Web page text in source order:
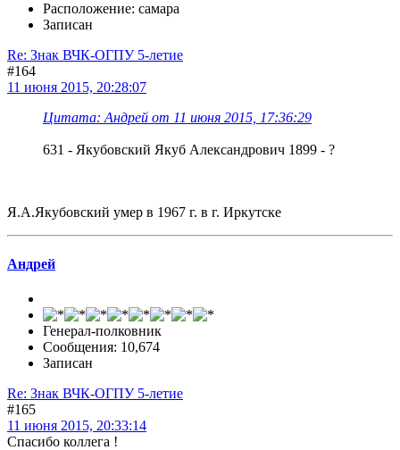
Расположение: самара
Записан
Re: Знак ВЧК-ОГПУ 5-летие
#164
11 июня 2015, 20:28:07
Цитата: Андрей от 11 июня 2015, 17:36:29
631 - Якубовский Якуб Александрович 1899 - ?
Я.А.Якубовский умер в 1967 г. в г. Иркутске
Андрей
Генерал-полковник
Сообщения: 10,674
Записан
Re: Знак ВЧК-ОГПУ 5-летие
#165
11 июня 2015, 20:33:14
Спасибо коллега !